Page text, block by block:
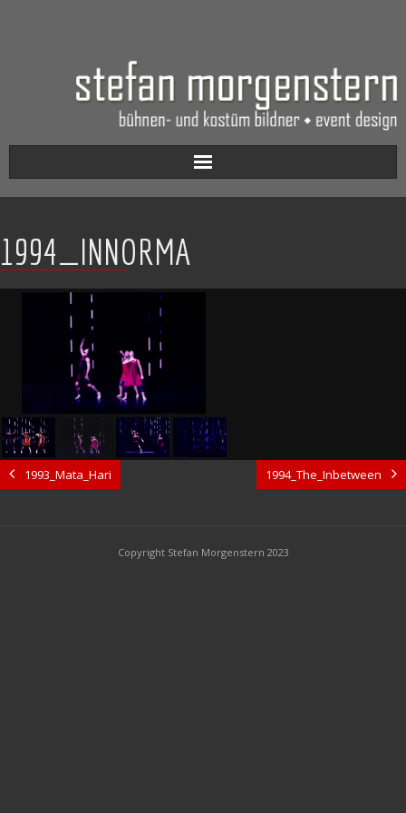
Aktuell
Werkverzeichnis
Biografie
1994_INNORMA
1993_Mata_Hari 1994_The_Inbetween
Copyright Stefan Morgenstern 2023